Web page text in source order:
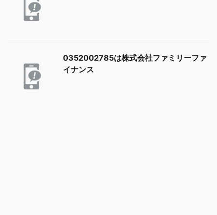
0352002785は株式会社ファミリーファ
イナンス